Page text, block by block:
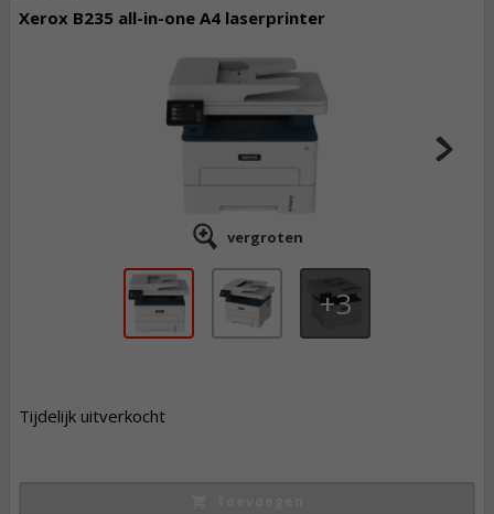
Xerox B235 all-in-one A4 laserprinter
vergroten
3
Tijdelijk uitverkocht